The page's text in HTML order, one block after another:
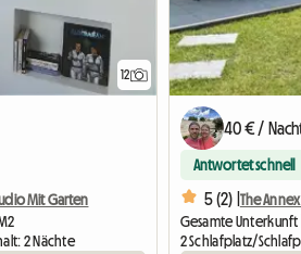
12
Mit Garten
2 Nächte
40 € /
Antwortet schnell
5 (2) | The
Gesamte Unterkunft
2 Schlafplatz/